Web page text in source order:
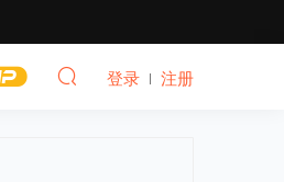
登录 注册